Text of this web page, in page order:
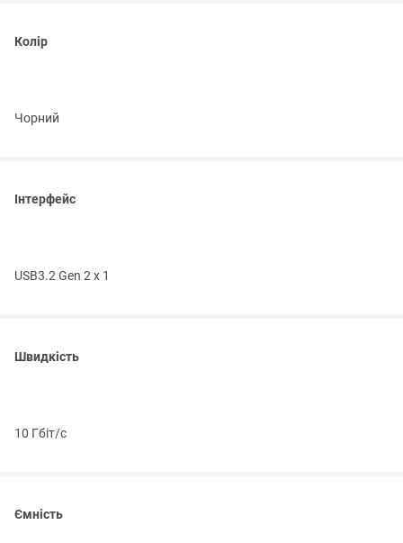
Колір
Чорний
Інтерфейс
USB3.2 Gen 2 x 1
Швидкість
10 Гбіт/с
Ємність